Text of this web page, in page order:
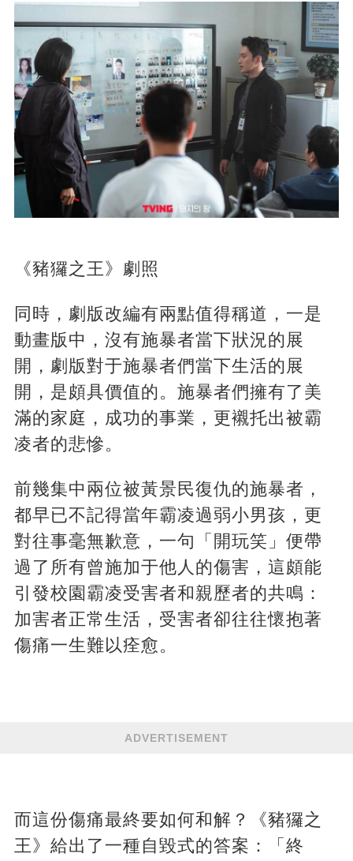
《豬玀之王》劇照
同時，劇版改編有兩點值得稱道，一是
動畫版中，沒有施暴者當下狀況的展
開，劇版對于施暴者們當下生活的展
開，是頗具價值的。施暴者們擁有了美
滿的家庭，成功的事業，更襯托出被霸
凌者的悲慘。
前幾集中兩位被黃景民復仇的施暴者，
都早已不記得當年霸凌過弱小男孩，更
對往事毫無歉意，一句「開玩笑」便帶
過了所有曾施加于他人的傷害，這頗能
引發校園霸凌受害者和親歷者的共鳴：
加害者正常生活，受害者卻往往懷抱著
傷痛一生難以痊愈。
ADVERTISEMENT
而這份傷痛最終要如何和解？《豬玀之
王》給出了一種自毀式的答案：「終